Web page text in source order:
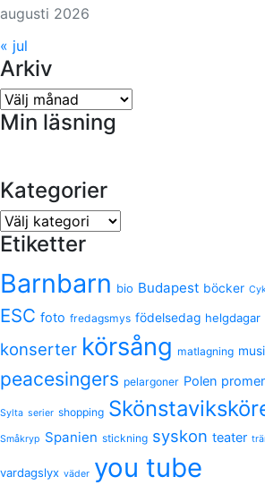
augusti 2026
« jul
Arkiv
Arkiv
Min läsning
Kategorier
Kategorier
Etiketter
Barnbarn bio Budapest böcker
ESC foto fredagsmys födelsedag helgdagar
konserter körsång matlagning
peacesingers pelargoner Polen
Sylta serier shopping
Småkryp Spanien stickning syskon teater
vardagslyx väder you tube